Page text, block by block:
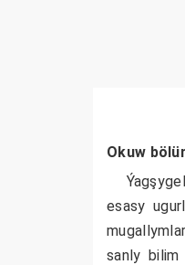
Okuw
esasy
sanly bilim